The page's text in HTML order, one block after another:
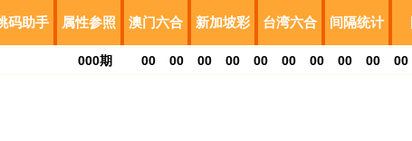
码助手 属性参照 澳门六合 新加坡彩 台湾六合 间隔统计
000期 00 00 00 00 00 00 00 00 00 00